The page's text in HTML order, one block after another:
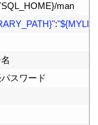
}/man
:
スワード